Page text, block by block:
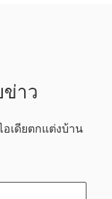
าว
เดียตกแต่งบ้าน